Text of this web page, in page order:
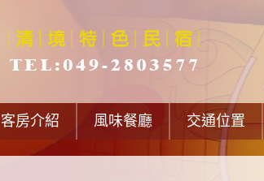
客房介紹 風味餐廳 交通位置